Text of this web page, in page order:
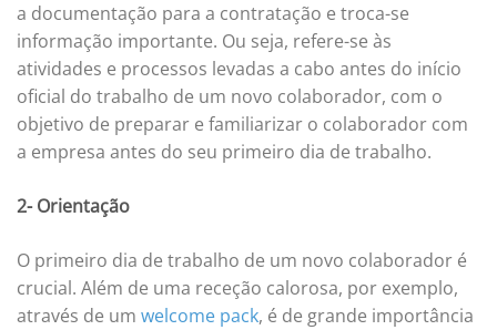
a documentação para a contratação e troca-se
informação importante. Ou seja, refere-se às
atividades e processos levadas a cabo antes do início
oficial do trabalho de um novo colaborador, com o
objetivo de preparar e familiarizar o colaborador com
a empresa antes do seu primeiro dia de trabalho.
2- Orientação
O primeiro dia de trabalho de um novo colaborador é
crucial. Além de uma receção calorosa, por exemplo,
através de um welcome pack, é de grande importância